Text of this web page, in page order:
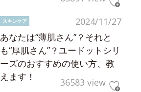
2024/11/27
スキンケア
あなたは“薄肌さん”？それと
も“厚肌さん”？ユードットシリ
ーズのおすすめの使い方、教
えます！
36583 view